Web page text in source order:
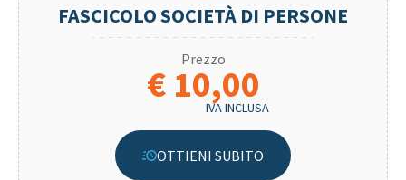
FASCICOLO SOCIETÀ DI PERSONE
Prezzo
€ 10,00
IVA INCLUSA
OTTIENI SUBITO